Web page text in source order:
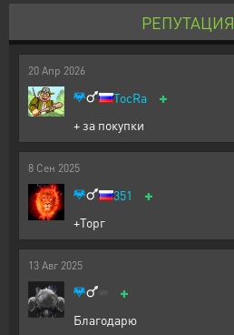
РЕПУТАЦИЯ
20 Апр 2026
TocRa +
+ за покупки
8 Сен 2025
351 +
+Торг
13 Авг 2025
+
Благодарю